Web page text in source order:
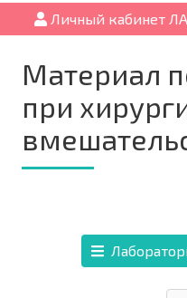
Личный кабинет
Материал
при